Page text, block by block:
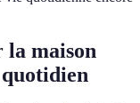
la maison